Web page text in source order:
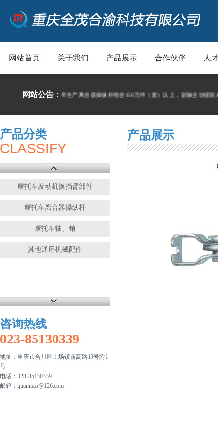
网站首页 关于我们 产品展示 合作伙伴 人
网站公告：
（套）以上，年生产离合器操纵杆组合450万件（套）以上，副轴主动链轮
产品分类
CLASSIFY
摩托车发动机换挡臂部件
摩托车离合器操纵杆
摩托车轴、销
其他通用机械配件
咨询热线
023-85130339
地址：重庆市合川区土场镇前高路19号附1
号
电话：023-85130339
邮箱：quanmao@126.com
产品展示